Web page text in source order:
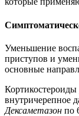
Уменьшение
приступов и
основные
внутричерепное
Дексаметазон по